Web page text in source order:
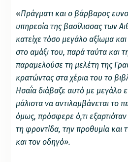
«Πράγματι και ο βάρβαρος
υπηρεσία της βασίλισσας των
κατείχε τόσο μεγάλο αξίωμα
στο αμάξι του, παρά ταύτα και
παραμελούσε τη μελέτη της
κρατώντας στα χέρια του το
Ησαΐα διάβαζε αυτό με μεγάλο
μάλιστα να αντιλαμβάνεται το
όμως, πρόσφερε ό,τι
τη φροντίδα, την προθυμία και
και τον οδηγό».